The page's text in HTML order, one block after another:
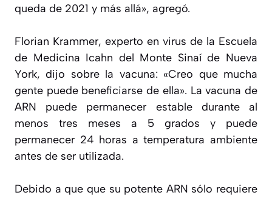
queda de 2021 y más allá», agregó.
Florian Krammer, experto en virus de la Escuela
de Medicina Icahn del Monte Sinaí de Nueva
York, dijo sobre la vacuna: «Creo que mucha
gente puede beneficiarse de ella». La vacuna de
ARN puede permanecer estable durante al
menos tres meses a 5 grados y puede
permanecer 24 horas a temperatura ambiente
antes de ser utilizada.
Debido a que que su potente ARN sólo requiere